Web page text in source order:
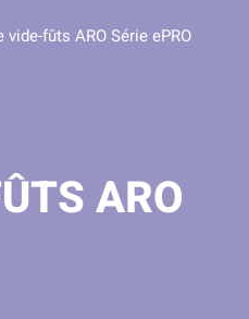
vide-fûts ARO Série ePRO
ARO